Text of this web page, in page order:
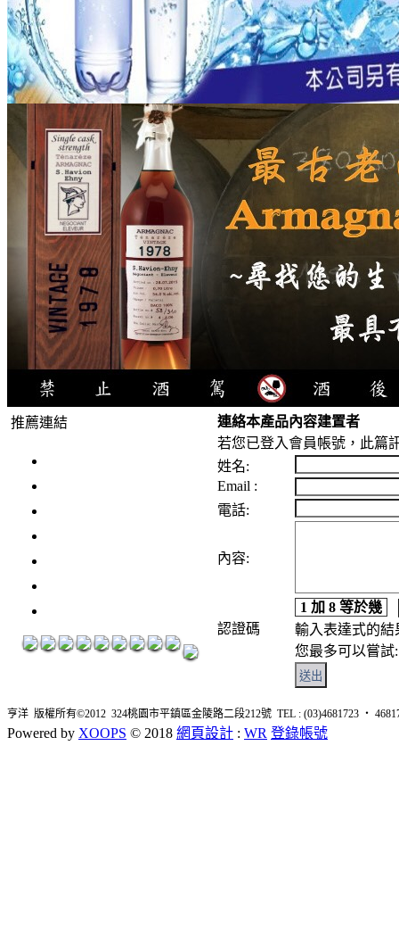
推薦連結
連絡本產品內容建置者
若您已登入會員帳號，此篇
姓名:
Email :
電話:
內容:
認證碼
1 加 8 等於幾
輸入表達式的結
您最多可以嘗試
亨洋 版權所有©2012 324桃園市平鎮區金陵路二段212號 TEL : (03)4681723 ‧
Powered by XOOPS © 2018 網頁設計 : WR 登錄帳號